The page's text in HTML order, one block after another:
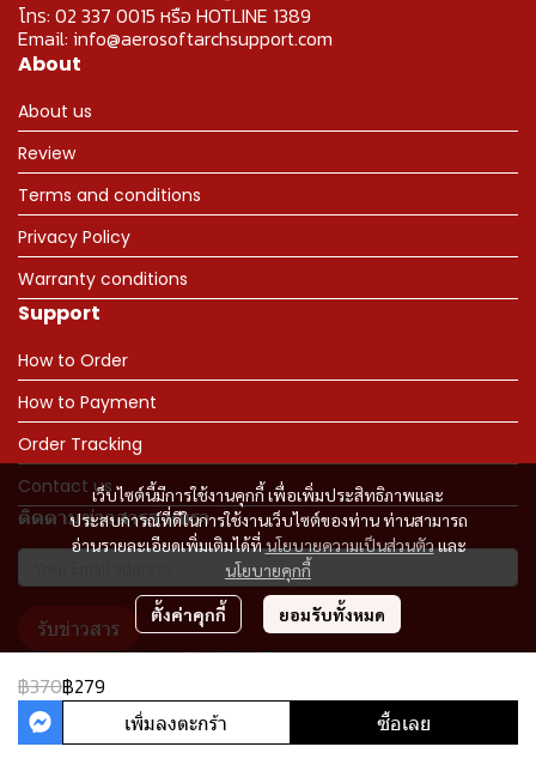
฿370฿279
เพิ่มลงตะกร้า ซื้อเลย
เว็บไซต์นี้มีการใช้งานคุกกี้ เพื่อเพิ่มประสิทธิภาพและ
ประสบการณ์ที่ดีในการใช้งานเว็บไซต์ของท่าน ท่านสามารถ
อ่านรายละเอียดเพิ่มเติมได้ที่นโยบายความเป็นส่วนตัวและ
นโยบายคุกกี้
ตั้งค่าคุกกี้ ยอมรับทั้งหมด
โทร: 02 337 0015 หรือ HOTLINE 1389
Email: info@aerosoftarchsupport.com
About
About us
Review
Terms and conditions
Privacy Policy
Warranty conditions
Support
How to Order
How to Payment
Order Tracking
Contact us
ติดตามข่าวสารจากเรา
รับข่าวสาร
Copyright 2023 | All Rights Reserved | Powered by MWE